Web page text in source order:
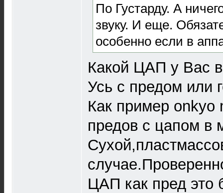
По Густарду. А
звуку. И еще.
особенно если в
Какой ЦАП у Вас
Усь с предом или
Как пример onkyo
предов с цапом в
ЦАП как пред это